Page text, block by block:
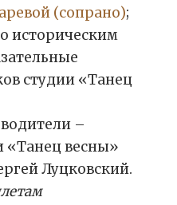
(сопрано);
историческим
студии «Танец
–
«Танец весны»
Луцковский.